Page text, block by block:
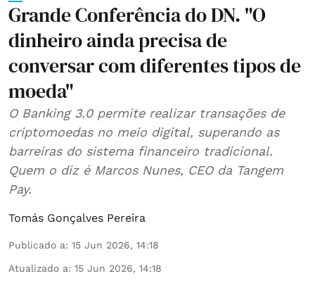
Grande Conferência do DN. "O
dinheiro ainda precisa de
conversar com diferentes tipos de
moeda"
O Banking 3.0 permite realizar transações de
criptomoedas no meio digital, superando as
barreiras do sistema financeiro tradicional.
Quem o diz é Marcos Nunes, CEO da Tangem
Pay.
Tomás Gonçalves Pereira
Publicado a: 15 Jun 2026, 14:18
Atualizado a: 15 Jun 2026, 14:18